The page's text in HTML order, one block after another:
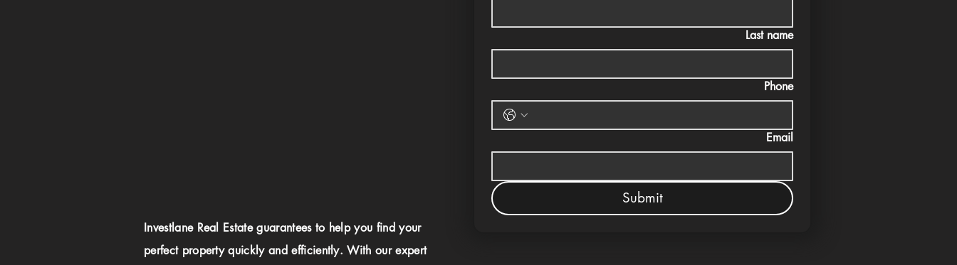
Investlane Real Estate guarantees to help you find your
perfect property quickly and efficiently. With our expert
Last name
Phone
Email
Submit